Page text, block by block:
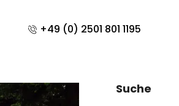
+49 (0) 2501 801 1195
Suche